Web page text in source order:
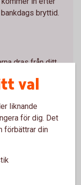
bryttid.
dras från ditt
bestäms av
val
liknande
för dig. Det
förbättrar din